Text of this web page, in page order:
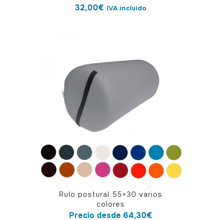
32,00€ IVA incluido
Rulo postural 55×30 varios
colores
Precio desde 64,30€